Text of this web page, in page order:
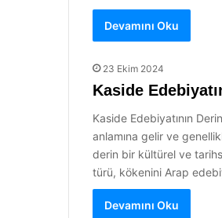
Devamını Oku
23 Ekim 2024
Kaside
Kaside Edebiyatının
anlamına gelir ve
derin bir kültürel ve
türü, kökenini Arap
Devamını Oku